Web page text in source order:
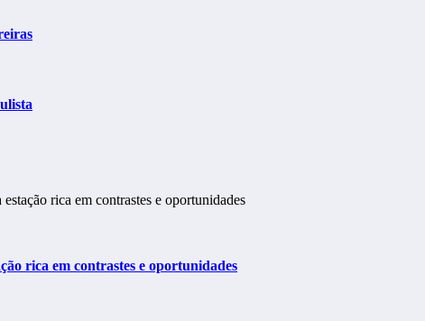
rica em contrastes e oportunidades